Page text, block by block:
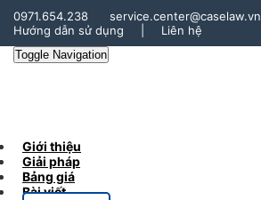
0971.654.238
service.center@caselaw.vn
Hướng dẫn sử dụng
Liên hệ
Toggle Navigation
Giới thiệu
Giải pháp
Bảng giá
Bài viết